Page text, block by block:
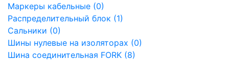
Маркеры кабельные (0)
Распределительный блок (1)
Сальники (0)
Шины нулевые на изоляторах (0)
Шина соединительная FORK (8)